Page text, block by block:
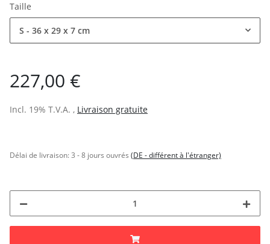
Taille
S - 36 x 29 x 7 cm
227,00 €
Incl. 19% T.V.A. , Livraison gratuite
Délai de livraison:3 - 8 jours ouvrés (DE - différent à l'étranger)